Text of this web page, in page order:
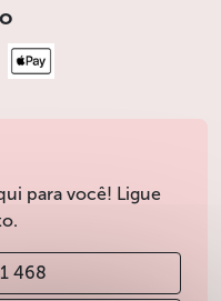
para você! Ligue
468